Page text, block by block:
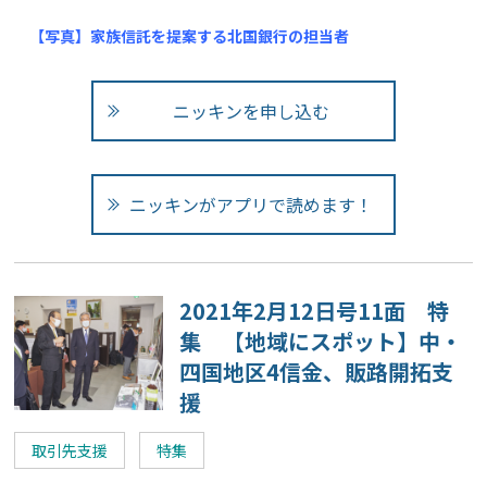
【写真】家族信託を提案する北国銀行の担当者
ニッキンを申し込む
ニッキンがアプリで読めます！
2021年2月12日号11面 特
集 【地域にスポット】中・
四国地区4信金、販路開拓支
援
取引先支援 特集